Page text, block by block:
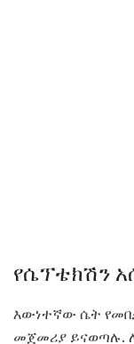
የሴፕቴክሽን
እውነተኛው ሴት
መጀመሪያ ይናወጣሉ.